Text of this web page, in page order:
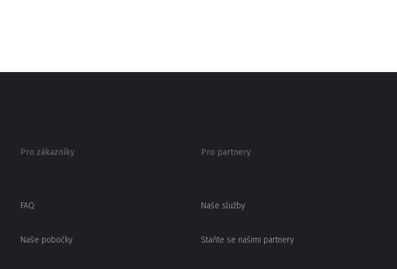
Pro zákazníky
FAQ
Naše pobočky
Pro partnery
Naše služby
Staňte se našimi partnery